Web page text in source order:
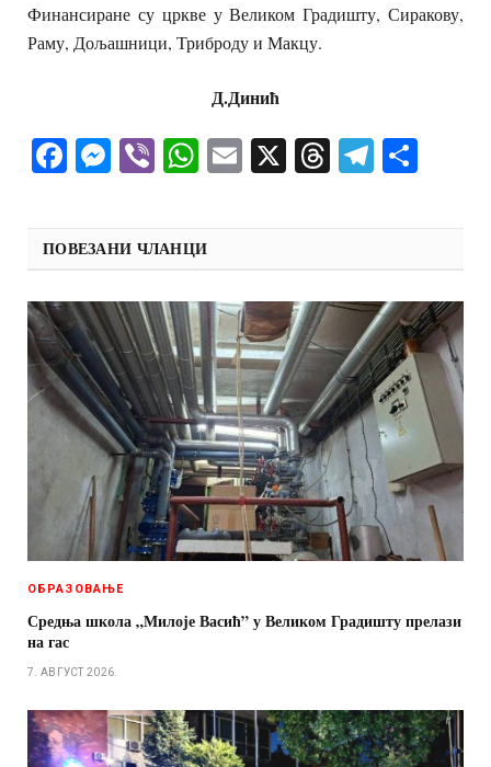
Финансиране су цркве у Великом Градишту, Сиракову,
Раму, Дољашници, Триброду и Макцу.
Д.Динић
Facebook
Messenger
ViberWhatsApp
Email
X Threads
ПОВЕЗАНИ ЧЛАНЦИ
ОБРАЗОВАЊЕ
Средња школа „Милоје Васић” у Великом Градишту прелази
на гас
7. АВГУСТ 2026.